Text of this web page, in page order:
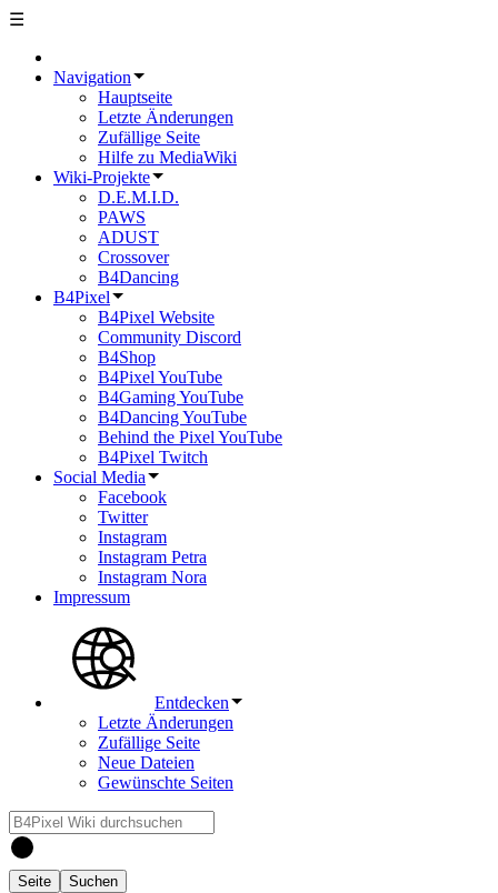
☰
Navigation
Hauptseite
Letzte Änderungen
Zufällige Seite
Hilfe zu MediaWiki
Wiki-Projekte
D.E.M.I.D.
PAWS
ADUST
Crossover
B4Dancing
B4Pixel
B4Pixel Website
Community Discord
B4Shop
B4Pixel YouTube
B4Gaming YouTube
B4Dancing YouTube
Behind the Pixel YouTube
B4Pixel Twitch
Social Media
Facebook
Twitter
Instagram
Instagram Petra
Instagram Nora
Impressum
Entdecken
Letzte Änderungen
Zufällige Seite
Neue Dateien
Gewünschte Seiten